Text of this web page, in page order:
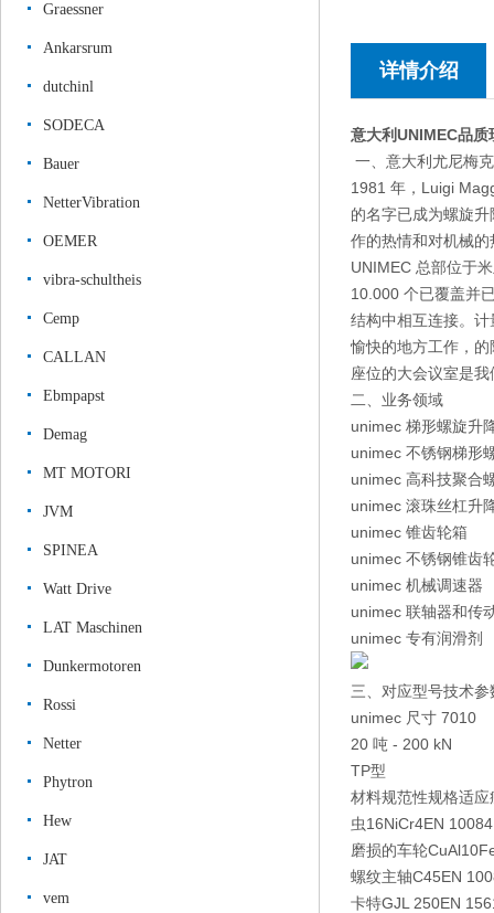
Graessner
Ankarsrum
dutchinl
SODECA
Bauer
NetterVibration
OEMER
vibra-schultheis
Cemp
CALLAN
Ebmpapst
Demag
MT MOTORI
JVM
SPINEA
Watt Drive
LAT Maschinen
Dunkermotoren
Rossi
Netter
Phytron
Hew
JAT
vem
详情介绍
意大利UNIMEC品质
一、意大利尤尼梅
1981 年，Luigi
的名字已成为螺旋
作的热情和对机械
UNIMEC 总部位于
10.000 个已覆盖并
结构中相互连接。
愉快的地方工作，
座位的大会议室是
二、业务领域
unimec 梯形螺旋升
unimec 不锈钢梯形
unimec 高科技聚合
unimec 滚珠丝杠升
unimec 锥齿轮箱
unimec 不锈钢锥齿
unimec 机械调速器
unimec 联轴器和传
unimec 专有润滑剂
三、对应型号技术参
unimec 尺寸 7010
20 吨 - 200 kN
TP型
材料规范性规格适应
虫16NiCr4EN
磨损的车轮
螺纹主轴C45EN
卡特GJL 250EN